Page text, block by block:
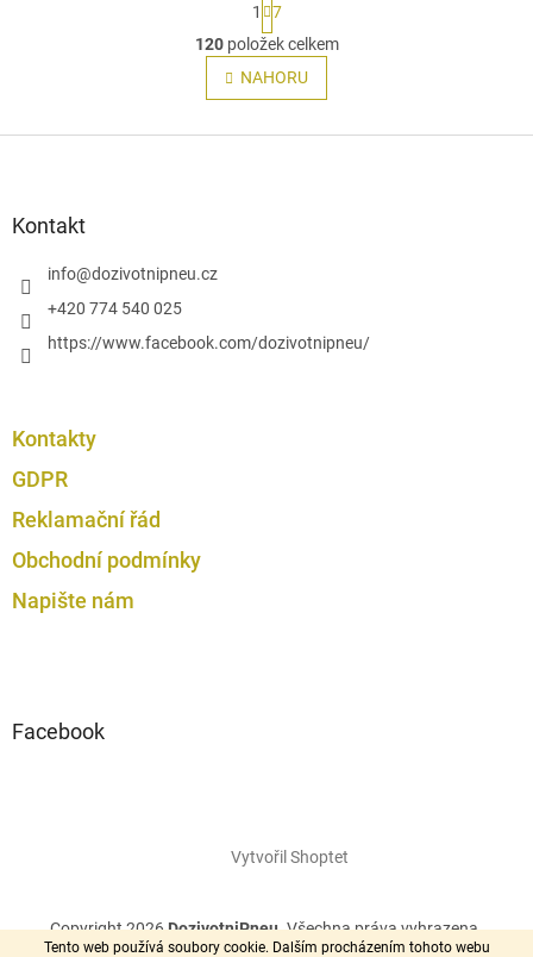
Tento web používá soubory cookie. Dalším procházením tohoto webu
O
v
l
á
ý
t
r
á
n
k
v
1
7
120položek celkem
NAHORU
Kontakt
info@dozivotnipneu.cz
+420 774 540 025
https://www.facebook.com/dozivotnipneu/
Kontakty
GDPR
Reklamační řád
Obchodní podmínky
Napište nám
Facebook
Vytvořil Shoptet
Copyright 2026DozivotniPneu. Všechna práva vyhrazena.